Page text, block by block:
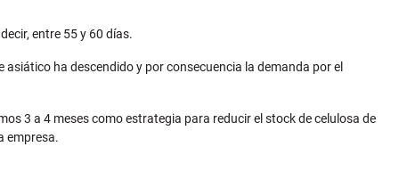
entre 55 y 60 días.
ha descendido y por consecuencia la demanda por el
3 a 4 meses como estrategia para reducir el stock de celulosa de
empresa.